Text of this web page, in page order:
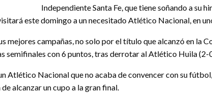
Independiente Santa Fe, que tiene soñando a
este domingo a un necesitado Atlético Nacional, en
mejores campañas, no solo por el título que alcanzó en la
semifinales con 6 puntos, tras derrotar al Atlético Huila
Atlético Nacional que no acaba de convencer con su
alcanzar un cupo a la gran final.